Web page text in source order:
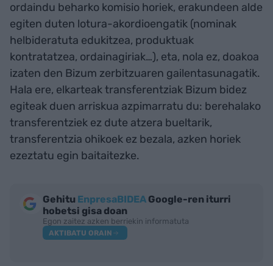
ordaindu beharko komisio horiek, erakundeen alde
egiten duten lotura-akordioengatik (nominak
helbideratuta edukitzea, produktuak
kontratatzea, ordainagiriak…), eta, nola ez, doakoa
izaten den Bizum zerbitzuaren gailentasunagatik.
Hala ere, elkarteak transferentziak Bizum bidez
egiteak duen arriskua azpimarratu du: berehalako
transferentziek ez dute atzera bueltarik,
transferentzia ohikoek ez bezala, azken horiek
ezeztatu egin baitaitezke.
Gehitu EnpresaBIDEA Google-ren iturri
hobetsi gisa doan
Egon zaitez azken berriekin informatuta
AKTIBATU ORAIN